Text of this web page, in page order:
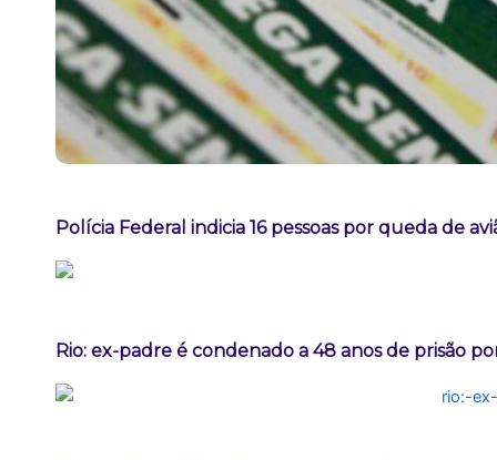
Polícia Federal indicia 16 pessoas por queda de
Rio: ex-padre é condenado a 48 anos de prisão